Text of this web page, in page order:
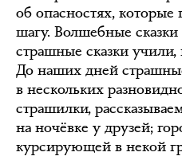
об опасностях, которые
шагу. Волшебные
страшные сказки учили,
До наших дней
в нескольких
страшилки,
на ночёвке у друзей;
курсирующей в некой